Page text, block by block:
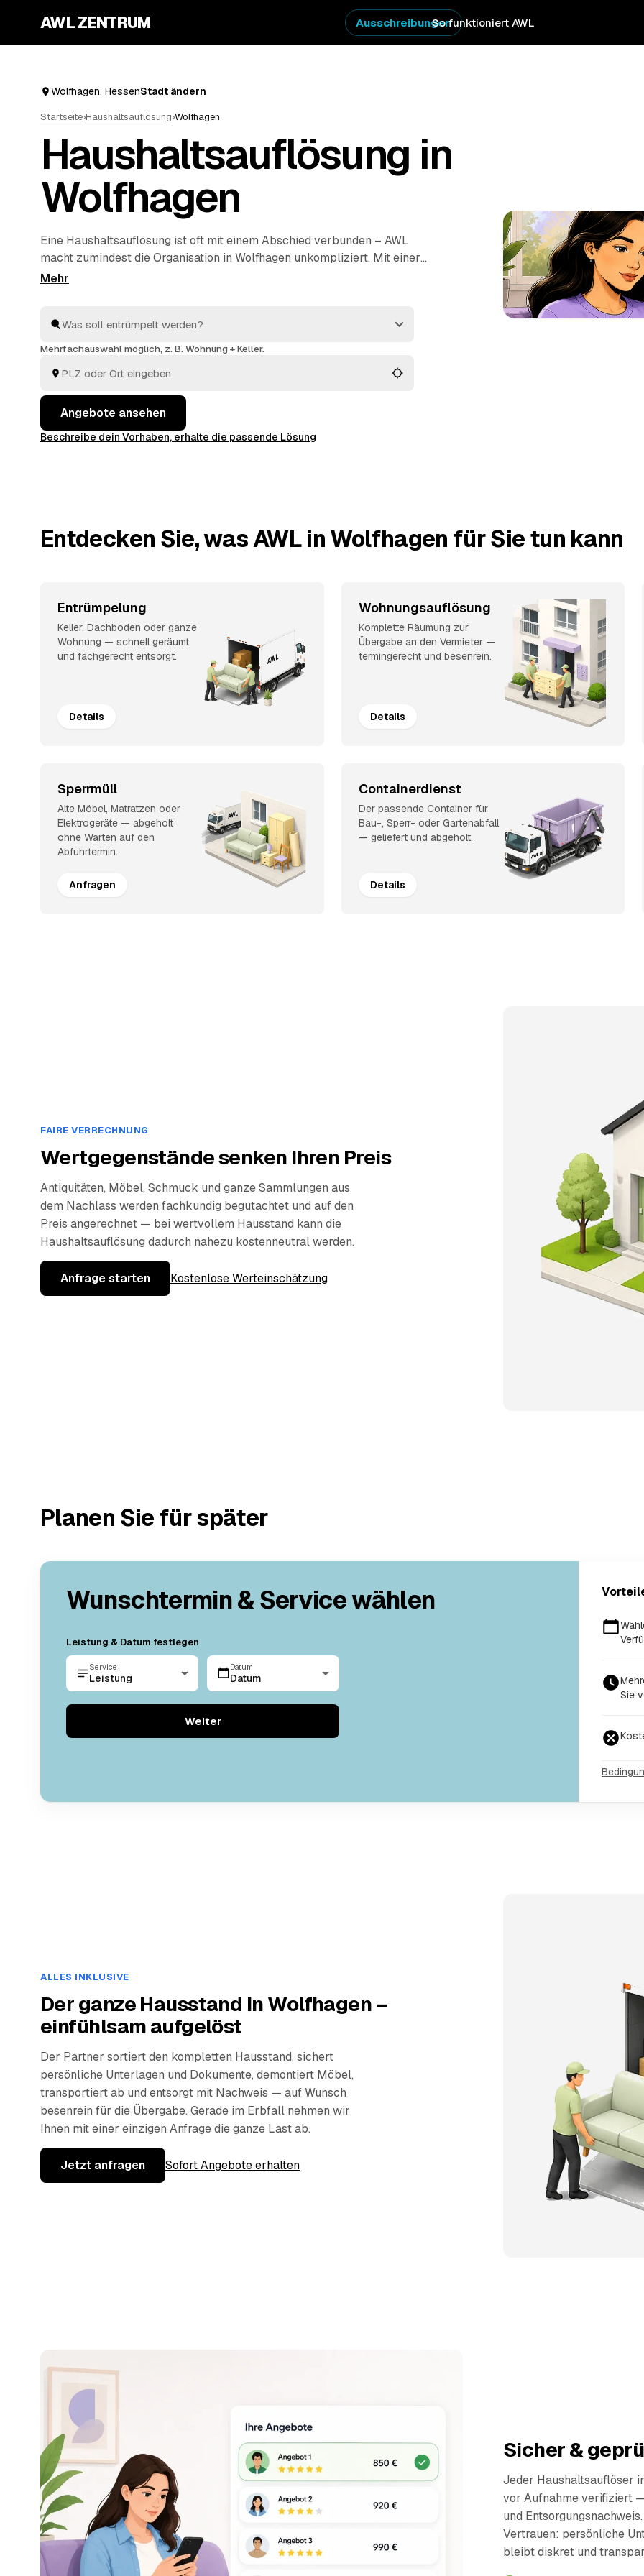
AWL ZENTRUM So funktioniert AWL
Ausschreibungen
Wolfhagen, HessenStadt ändern
Startseite›Haushaltsauflösung›Wolfhagen
Haushaltsauflösung in
Wolfhagen
Eine Haushaltsauflösung ist oft mit einem Abschied verbunden – AWL
macht zumindest die Organisation in Wolfhagen unkompliziert. Mit einer
Anfrage erreichen Sie geprüfte Anbieter rund um Wolfhagen bis
geräumt wird respektvoll, entsorgt fachgerecht, und verwertbarer Hausrat
wird auf den Preis angerechnet. So vergleichen Sie mehrere Angebote, statt
Mehrfachauswahl möglich, z. B. Wohnung + Keller.
Angebote ansehen
Beschreibe dein Vorhaben, erhalte die passende Lösung
Entdecken Sie, was AWL in Wolfhagen für Sie tun kann
Entrümpelung
Keller, Dachboden oder ganze
Wohnung — schnell geräumt
und fachgerecht entsorgt.
Details
Wohnungsauflösung
Komplette Räumung zur
Übergabe an den Vermieter —
termingerecht und besenrein.
Details
Sperrmüll
Alte Möbel, Matratzen oder
Elektrogeräte — abgeholt
ohne Warten auf den
Abfuhrtermin.
Anfragen
Containerdienst
Der passende Container für
Bau-, Sperr- oder Gartenabfall
— geliefert und abgeholt.
Details
FAIRE VERRECHNUNG
Wertgegenstände senken Ihren Preis
Antiquitäten, Möbel, Schmuck und ganze Sammlungen aus
dem Nachlass werden fachkundig begutachtet und auf den
Preis angerechnet — bei wertvollem Hausstand kann die
Haushaltsauflösung dadurch nahezu kostenneutral werden.
Anfrage starten Kostenlose Werteinschätzung
Planen Sie für später
Wunschtermin & Service wählen
Leistung & Datum festlegen
Service
Leistung
Datum
Datum
Weiter
Sie
ALLES INKLUSIVE
Der ganze Hausstand in Wolfhagen –
einfühlsam aufgelöst
Der Partner sortiert den kompletten Hausstand, sichert
persönliche Unterlagen und Dokumente, demontiert Möbel,
transportiert ab und entsorgt mit Nachweis — auf Wunsch
besenrein für die Übergabe. Gerade im Erbfall nehmen wir
Ihnen mit einer einzigen Anfrage die ganze Last ab.
Jetzt anfragen Sofort Angebote erhalten
Sicher &
Jeder Haushaltsauflöser
vor Aufnahme verifiziert
und
Vertrauen: persönliche
bleibt diskret und